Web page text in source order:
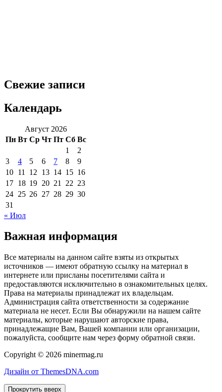
Свежие записи
Календарь
Август 2026
Пн Вт Ср Чт Пт Сб Вс
1
2
3
4 5 6 7 8
9
10 11 12 13 14 15 16
17 18 19 20 21 22 23
24 25 26 27 28 29 30
31
« Июл
Важная информация
Все материалы на данном сайте взяты из открытых
источников — имеют обратную ссылку на материал в
интернете или присланы посетителями сайта и
предоставляются исключительно в ознакомительных целях.
Права на материалы принадлежат их владельцам.
Администрация сайта ответственности за содержание
материала не несет. Если Вы обнаружили на нашем сайте
материалы, которые нарушают авторские права,
принадлежащие Вам, Вашей компании или организации,
пожалуйста, сообщите нам через форму обратной связи.
Copyright © 2026 minermag.ru
Дизайн от ThemesDNA.com
Прокрутить вверх